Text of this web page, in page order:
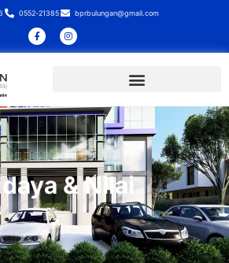
0552-21385 bprbulungan@gmail.com
& Nilai